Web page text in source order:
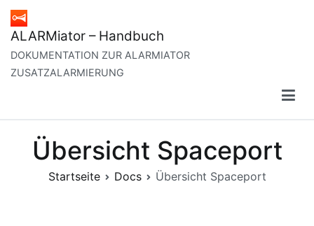
Zum
Inhalt
springen
ALARMiator – Handbuch
DOKUMENTATION ZUR ALARMIATOR
ZUSATZALARMIERUNG
Übersicht Spaceport
Startseite Docs Übersicht Spaceport